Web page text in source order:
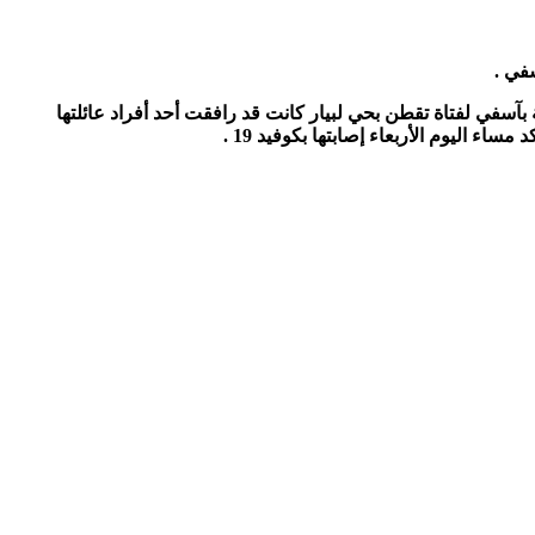
لفتاة تقطن بحي لبيار كانت قد رافقت أحد أفراد عائلتها
الأربعاء إصابتها بكوفيد 19 .